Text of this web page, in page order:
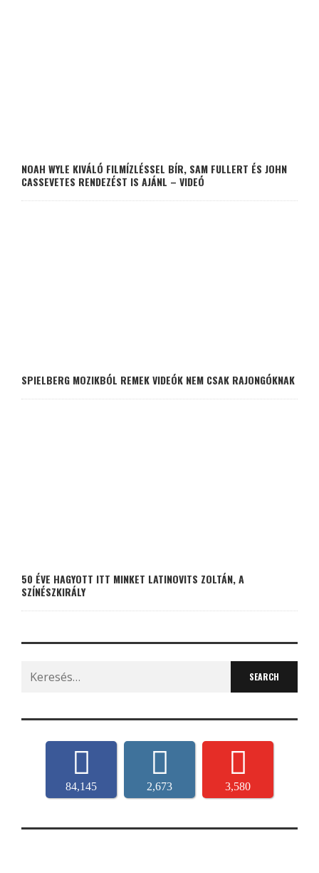
NOAH WYLE KIVÁLÓ FILMÍZLÉSSEL BÍR, SAM FULLERT ÉS JOHN
CASSEVETES RENDEZÉST IS AJÁNL – VIDEÓ
SPIELBERG MOZIKBÓL REMEK VIDEÓK NEM CSAK RAJONGÓKNAK
50 ÉVE HAGYOTT ITT MINKET LATINOVITS ZOLTÁN, A
SZÍNÉSZKIRÁLY
Search
for:
84,145 2,673 3,580